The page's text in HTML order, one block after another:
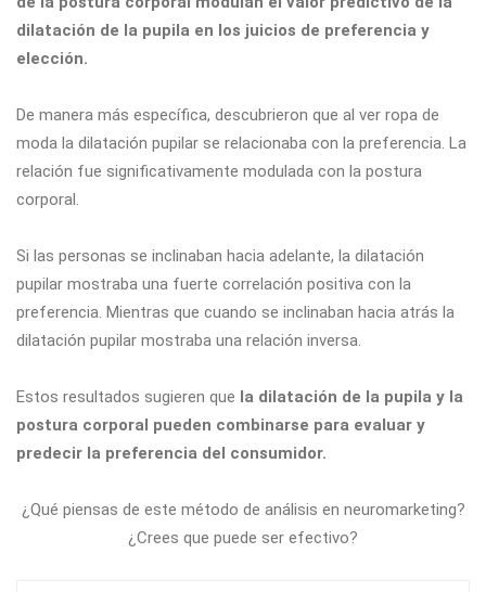
dilatación de la pupila en los juicios de preferencia y
elección.
De manera más específica, descubrieron que al ver ropa de
moda la dilatación pupilar se relacionaba con la preferencia. La
relación fue significativamente modulada con la postura
corporal.
Si las personas se inclinaban hacia adelante, la dilatación
pupilar mostraba una fuerte correlación positiva con la
preferencia. Mientras que cuando se inclinaban hacia atrás la
dilatación pupilar mostraba una relación inversa.
Estos resultados sugieren que la dilatación de la pupila y la
postura corporal pueden combinarse para evaluar y
predecir la preferencia del consumidor.
¿Qué piensas de este método de análisis en neuromarketing?
¿Crees que puede ser efectivo?